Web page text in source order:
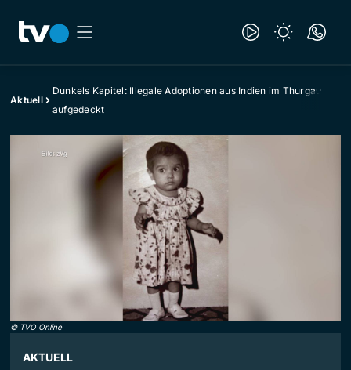
Aktuell
Dunkels Kapitel: Illegale Adoptionen aus Indien im Thurgau
aufgedeckt
© TVO Online
AKTUELL